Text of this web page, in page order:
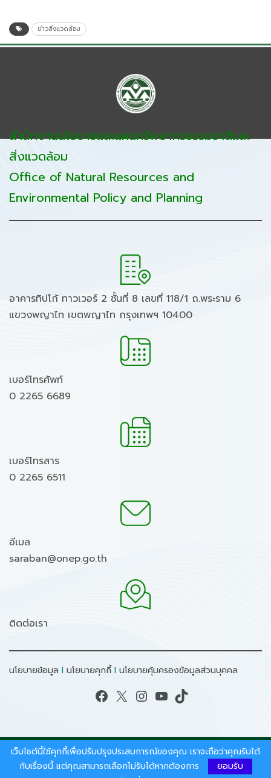
ข่าวสิ่งแวดล้อม
สำนักงานนโยบายและแผนทรัพยากรธรรมชาติและ
สิ่งแวดล้อม
Office of Natural Resources and
Environmental Policy and Planning
อาคารทิปโก้ ทาวเวอร์ 2 ชั้นที่ 8 เลขที่ 118/1 ถ.พระราม 6
แขวงพญาไท เขตพญาไท กรุงเทพฯ 10400
เบอร์โทรศัพท์
0 2265 6689
เบอร์โทรสาร
0 2265 6511
อีเมล
saraban@onep.go.th
ติดต่อเรา
นโยบายข้อมูล I นโยบายคุกกี้ I นโยบายคุ้มครองข้อมูลส่วนบุคคล
Facebook X Instagram YouTube TikTok
สงวนลิขสิทธิ์ © 2026 - สำนักงานนโยบายและแผน
ทรัพยากรธรรมชาติและสิ่งแวดล้อม.
เว็บไซต์นี้ใช้คุกกี้เพื่อปรับปรุงประสบการณ์ของคุณ เราจะถือว่าคุณรับได้
กับเรื่องนี้ แต่คุณสามารถเลือกไม่รับได้หากต้องการ
ยอมรับ